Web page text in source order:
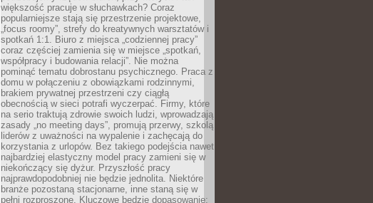
większość pracuje w słuchawkach? Coraz
popularniejsze stają się przestrzenie projektowe,
„focus roomy”, strefy do kreatywnych warsztatów i
spotkań 1:1. Biuro z miejsca „codziennej pracy”
coraz częściej zamienia się w miejsce „spotkań,
współpracy i budowania relacji”. Nie można
pominąć tematu dobrostanu psychicznego. Praca z
domu w połączeniu z obowiązkami rodzinnymi,
brakiem prywatnej przestrzeni czy ciągłą
obecnością w sieci potrafi wyczerpać. Firmy, które
na serio traktują zdrowie swoich ludzi, wprowadzają
zasady „no meeting days”, promują przerwy, szkolą
liderów z uważności na wypalenie i zachęcają do
korzystania z urlopów. Bez takiego podejścia nawet
najbardziej elastyczny model pracy zamieni się w
niekończący się dyżur. Przyszłość pracy
najprawdopodobniej nie będzie jednolita. Niektóre
branże pozostaną stacjonarne, inne staną się w
pełni rozproszone. Kluczowe będzie dopasowanie: